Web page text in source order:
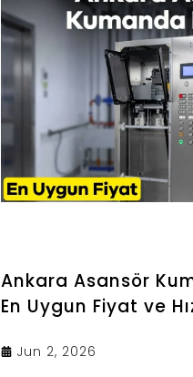
Ankara Asansör
En Uygun Fiyat ve
Jun 2, 2026